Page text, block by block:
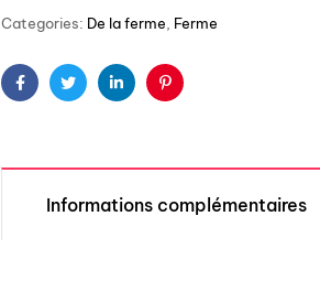
Categories: De la ferme Ferme
FacebookTwitterLinkedinPinterest
Informations complémentaires